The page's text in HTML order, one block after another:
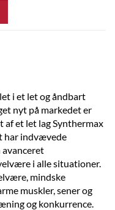
i et let og åndbart
nyt på markedet er
et let lag Synthermax
har indvævede
avanceret
i alle situationer.
mindske
muskler, sener og
og konkurrence.